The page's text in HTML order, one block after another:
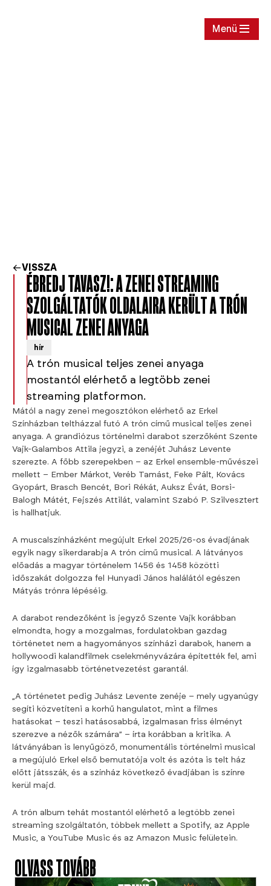
Menü
VISSZA
ÉBREDJ TAVASZ!: A ZENEI STREAMING
SZOLGÁLTATÓK OLDALAIRA KERÜLT A TRÓN
MUSICAL ZENEI ANYAGA
hír
A trón musical teljes zenei anyaga
mostantól elérhető a legtöbb zenei
streaming platformon.
Mától a nagy zenei megosztókon elérhető az Erkel
Színházban teltházzal futó A trón című musical teljes zenei
anyaga. A grandiózus történelmi darabot szerzőként Szente
Vajk-Galambos Attila jegyzi, a zenéjét Juhász Levente
szerezte. A főbb szerepekben – az Erkel ensemble-művészei
mellett – Ember Márkot, Veréb Tamást, Feke Pált, Kovács
Gyopárt, Brasch Bencét, Bori Rékát, Auksz Évát, Borsi-
Balogh Mátét, Fejszés Attilát, valamint Szabó P. Szilvesztert
is hallhatjuk.
A muscalszínházként megújult Erkel 2025/26-os évadjának
egyik nagy sikerdarabja A trón című musical. A látványos
előadás a magyar történelem 1456 és 1458 közötti
időszakát dolgozza fel Hunyadi János halálától egészen
Mátyás trónra lépéséig.
A darabot rendezőként is jegyző Szente Vajk korábban
elmondta, hogy a mozgalmas, fordulatokban gazdag
történetet nem a hagyományos színházi darabok, hanem a
hollywoodi kalandfilmek cselekményvázára építették fel, ami
így izgalmasabb történetvezetést garantál.
„A történetet pedig Juhász Levente zenéje – mely ugyanúgy
segíti közvetíteni a korhű hangulatot, mint a filmes
hatásokat – teszi hatásosabbá, izgalmasan friss élményt
szerezve a nézők számára” – írta korábban a kritika. A
látványában is lenyűgöző, monumentális történelmi musical
a megújuló Erkel első bemutatója volt és azóta is telt ház
előtt játsszák, és a színház következő évadjában is színre
kerül majd.
A trón album tehát mostantól elérhető a legtöbb zenei
streaming szolgáltatón, többek mellett a Spotify, az Apple
Music, a YouTube Music és az Amazon Music felületein.
OLVASS TOVÁBB